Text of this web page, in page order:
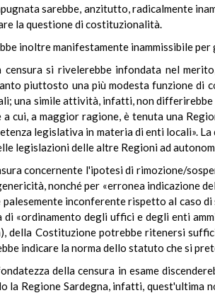
sarebbe, anzitutto, radicalmente
la questione di costituzionalità.
inoltre manifestamente inammissibile
censura si rivelerebbe infondata nel
piuttosto una più modesta funzione
una simile attività, infatti, non
cui, a maggior ragione, è tenuta una
legislativa in materia di enti locali».
legislazioni delle altre Regioni ad
concernente l'ipotesi di rimozione/
nonché per «erronea indicazione
inconferente rispetto al caso
di «ordinamento degli uffici e degli enti
della Costituzione potrebbe ritenersi
indicare la norma dello statuto che si
della censura in esame
la Regione Sardegna, infatti,